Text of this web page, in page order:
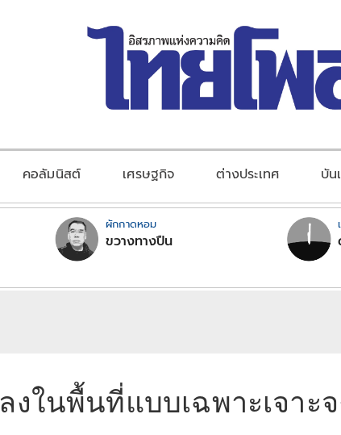
คอลัมนิสต์ เศรษฐกิจ ต่างประเทศ บัน
ผักกาดหอม
ขวางทางปืน
ลงในพื้นที่แบบเฉพาะเจาะจ